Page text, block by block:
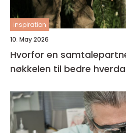
inspiration
10. May 2026
Hvorfor en
nøkkelen til bedre